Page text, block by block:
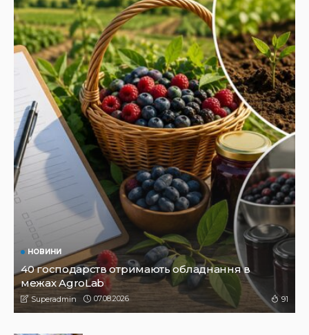
НОВИНИ
Не їжте біля шкірки: фахівці розповіли, як безпечно
ласувати кавунами
Superadmin 31.07.2026 188
НОВИНИ ПРЕС РЕЛІЗИ
Синергія влади та служб: яка підтримка потрібна